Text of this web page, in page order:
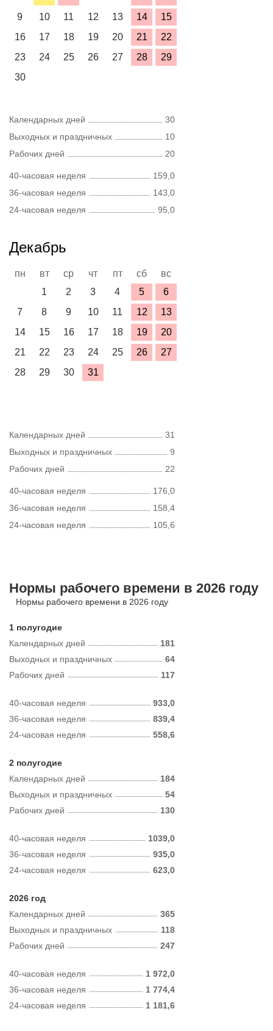
9
10 11 12 13 14
15
16
17 18 19 20 21
22
23
24 25 26 27 28
29
30
Календарных дней
30
Выходных и праздничных
10
Рабочих дней
20
40-часовая неделя
159,0
36-часовая неделя
143,0
24-часовая неделя
95,0
Декабрь
пн вт ср чт пт сб
вс
1
2 3 4 5
6
7
8 9 10 11 12
13
14
15 16 17 18 19
20
21
22 23 24 25 26
27
28
29 30 31
Календарных дней
31
Выходных и праздничных
9
Рабочих дней
22
40-часовая неделя
176,0
36-часовая неделя
158,4
24-часовая неделя
105,6
Нормы рабочего времени в 2026 году
Нормы рабочего времени в 2026 году
1 полугодие
Календарных дней
181
Рабочих дней 117
Выходных и праздничных 64
40-часовая неделя
933,0
36-часовая неделя
839,4
24-часовая неделя
558,6
2 полугодие
Календарных дней
184
Рабочих дней 130
Выходных и праздничных 54
40-часовая неделя
1039,0
36-часовая неделя
935,0
24-часовая неделя
623,0
2026 год
Календарных дней
365
Рабочих дней 247
Выходных и праздничных 118
40-часовая неделя
1 972,0
36-часовая неделя
1 774,4
24-часовая неделя
1 181,6